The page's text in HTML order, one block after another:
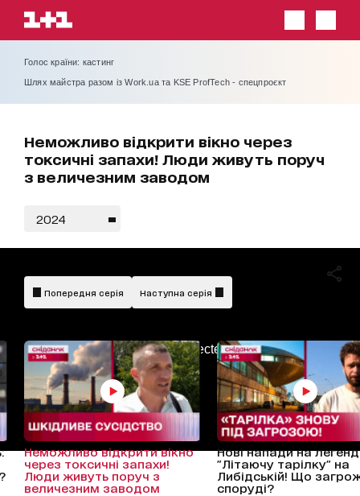
Голос країни: кастинг
Шлях майстра разом із Work.ua та KSE ProfTech - спецпроєкт
Неможливо відкрити вікно через
токсичні запахи! Люди живуть поруч
з величезним заводом
2024
AdBlockDetected!
Попередня серія Наступна серія
Неможливо відкрити вікно
через токсичні запахи!
Люди живуть поруч з
величезним заводом
Нові напади на
"Літаючу тарілку" на
Либідській! Що
споруді?